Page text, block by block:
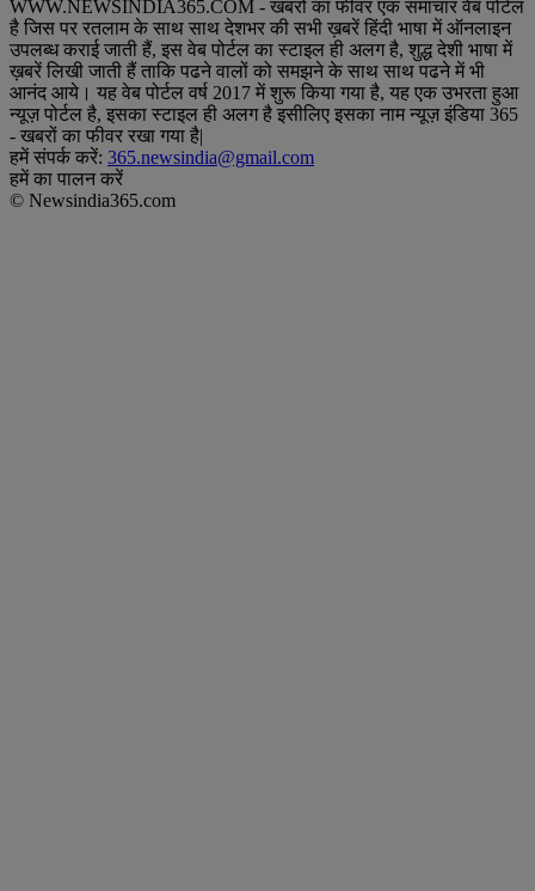
WWW.NEWSINDIA365.COM - खबरों का फीवर एक समाचार वेब पोर्टल
है जिस पर रतलाम के साथ साथ देशभर की सभी ख़बरें हिंदी भाषा में ऑनलाइन
उपलब्ध कराई जाती हैं, इस वेब पोर्टल का स्टाइल ही अलग है, शुद्ध देशी भाषा में
ख़बरें लिखी जाती हैं ताकि पढने वालों को समझने के साथ साथ पढने में भी
आनंद आये। यह वेब पोर्टल वर्ष 2017 में शुरू किया गया है, यह एक उभरता हुआ
न्यूज़ पोर्टल है, इसका स्टाइल ही अलग है इसीलिए इसका नाम न्यूज़ इंडिया 365
- खबरों का फीवर रखा गया है|
हमें संपर्क करें: 365.newsindia@gmail.com
हमें का पालन करें
© Newsindia365.com